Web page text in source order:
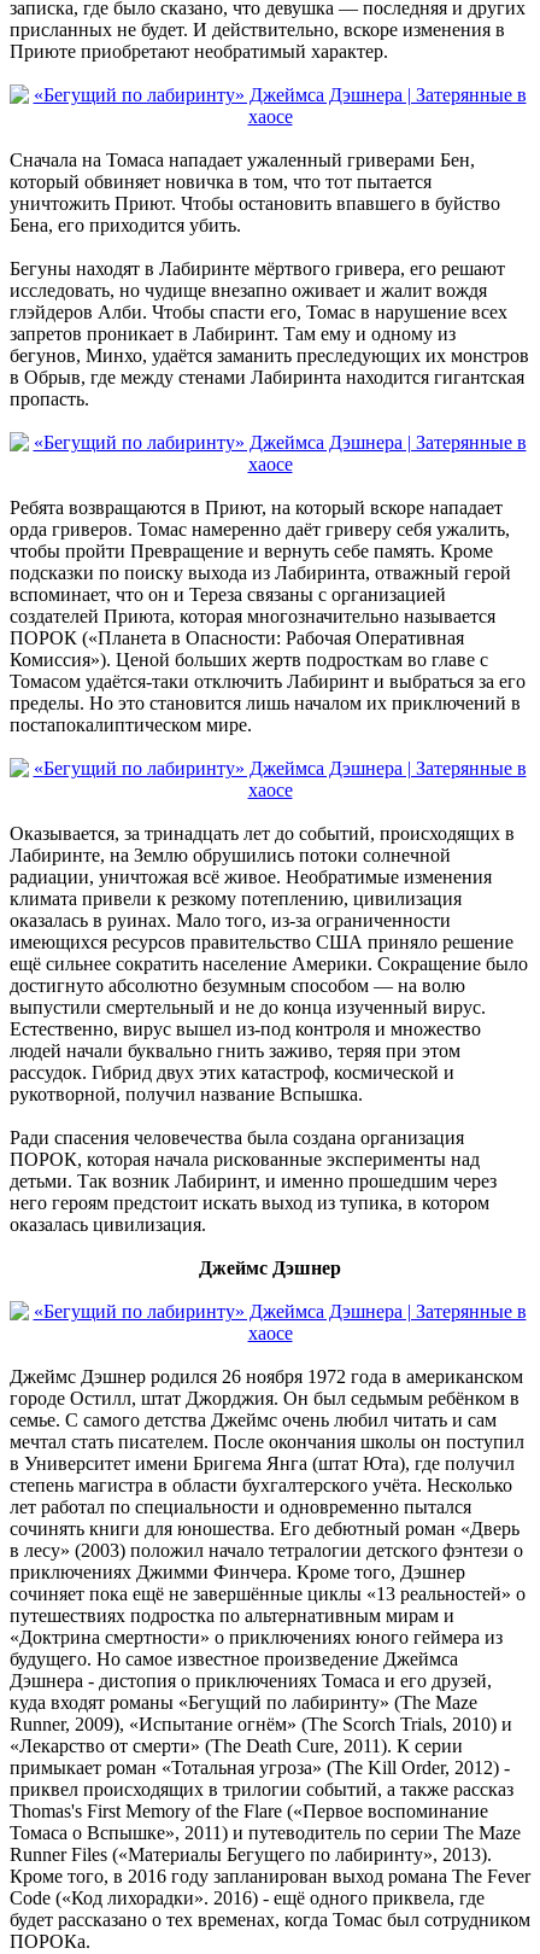
записка, где было сказано, что девушка — последняя и других
присланных не будет. И действительно, вскоре изменения в
Приюте приобретают необратимый характер.
Сначала на Томаса нападает ужаленный гриверами Бен,
который обвиняет новичка в том, что тот пытается
уничтожить Приют. Чтобы остановить впавшего в буйство
Бена, его приходится убить.
Бегуны находят в Лабиринте мёртвого гривера, его решают
исследовать, но чудище внезапно оживает и жалит вождя
глэйдеров Алби. Чтобы спасти его, Томас в нарушение всех
запретов проникает в Лабиринт. Там ему и одному из
бегунов, Минхо, удаётся заманить преследующих их монстров
в Обрыв, где между стенами Лабиринта находится гигантская
пропасть.
Ребята возвращаются в Приют, на который вскоре нападает
орда гриверов. Томас намеренно даёт гриверу себя ужалить,
чтобы пройти Превращение и вернуть себе память. Кроме
подсказки по поиску выхода из Лабиринта, отважный герой
вспоминает, что он и Тереза связаны с организацией
создателей Приюта, которая многозначительно называется
ПОРОК («Планета в Опасности: Рабочая Оперативная
Комиссия»). Ценой больших жертв подросткам во главе с
Томасом удаётся-таки отключить Лабиринт и выбраться за его
пределы. Но это становится лишь началом их приключений в
постапокалиптическом мире.
Оказывается, за тринадцать лет до событий, происходящих в
Лабиринте, на Землю обрушились потоки солнечной
радиации, уничтожая всё живое. Необратимые изменения
климата привели к резкому потеплению, цивилизация
оказалась в руинах. Мало того, из-за ограниченности
имеющихся ресурсов правительство США приняло решение
ещё сильнее сократить население Америки. Сокращение было
достигнуто абсолютно безумным способом — на волю
выпустили смертельный и не до конца изученный вирус.
Естественно, вирус вышел из-под контроля и множество
людей начали буквально гнить заживо, теряя при этом
рассудок. Гибрид двух этих катастроф, космической и
рукотворной, получил название Вспышка.
Ради спасения человечества была создана организация
ПОРОК, которая начала рискованные эксперименты над
детьми. Так возник Лабиринт, и именно прошедшим через
него героям предстоит искать выход из тупика, в котором
оказалась цивилизация.
Джеймс Дэшнер
Джеймс Дэшнер родился 26 ноября 1972 года в американском
городе Остилл, штат Джорджия. Он был седьмым ребёнком в
семье. С самого детства Джеймс очень любил читать и сам
мечтал стать писателем. После окончания школы он поступил
в Университет имени Бригема Янга (штат Юта), где получил
степень магистра в области бухгалтерского учёта. Несколько
лет работал по специальности и одновременно пытался
сочинять книги для юношества. Его дебютный роман «Дверь
в лесу» (2003) положил начало тетралогии детского фэнтези о
приключениях Джимми Финчера. Кроме того, Дэшнер
сочиняет пока ещё не завершённые циклы «13 реальностей» о
путешествиях подростка по альтернативным мирам и
«Доктрина смертности» о приключениях юного геймера из
будущего. Но самое известное произведение Джеймса
Дэшнера - дистопия о приключениях Томаса и его друзей,
куда входят романы «Бегущий по лабиринту» (The Maze
Runner, 2009), «Испытание огнём» (The Scorch Trials, 2010) и
«Лекарство от смерти» (The Death Cure, 2011). К серии
примыкает роман «Тотальная угроза» (The Kill Order, 2012) -
приквел происходящих в трилогии событий, а также рассказ
Thomas's First Memory of the Flare («Первое воспоминание
Томаса о Вспышке», 2011) и путеводитель по серии The Maze
Runner Files («Материалы Бегущего по лабиринту», 2013).
Кроме того, в 2016 году запланирован выход романа The Fever
Code («Код лихорадки». 2016) - ещё одного приквела, где
будет рассказано о тех временах, когда Томас был сотрудником
ПОРОКа.